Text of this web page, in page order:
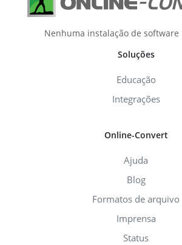
Nenhuma instalação de software
Soluções
Educação
Integrações
Online-Convert
Ajuda
Blog
Formatos de arquivo
Imprensa
Status